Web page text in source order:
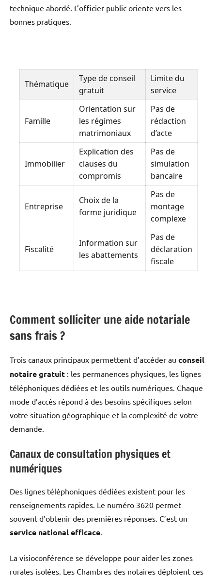
technique abordé. L’officier public oriente vers les
bonnes pratiques.
Thématique
Type de conseil
gratuit
Limite du
service
Famille
Orientation sur
les régimes
matrimoniaux
Pas de
rédaction
d’acte
Immobilier
Explication des
clauses du
compromis
Pas de
simulation
bancaire
Entreprise
Choix de la
forme juridique
Pas de
montage
complexe
Fiscalité
Information sur
les abattements
Pas de
déclaration
fiscale
Comment solliciter une aide notariale
sans frais ?
Trois canaux principaux permettent d’accéder au conseil
notaire gratuit : les permanences physiques, les lignes
téléphoniques dédiées et les outils numériques. Chaque
mode d’accès répond à des besoins spécifiques selon
votre situation géographique et la complexité de votre
demande.
Canaux de consultation physiques et
numériques
Des lignes téléphoniques dédiées existent pour les
renseignements rapides. Le numéro 3620 permet
souvent d’obtenir des premières réponses. C’est un
service national efficace
La visioconférence se développe pour aider les zones
rurales isolées. Les Chambres des notaires déploient ces